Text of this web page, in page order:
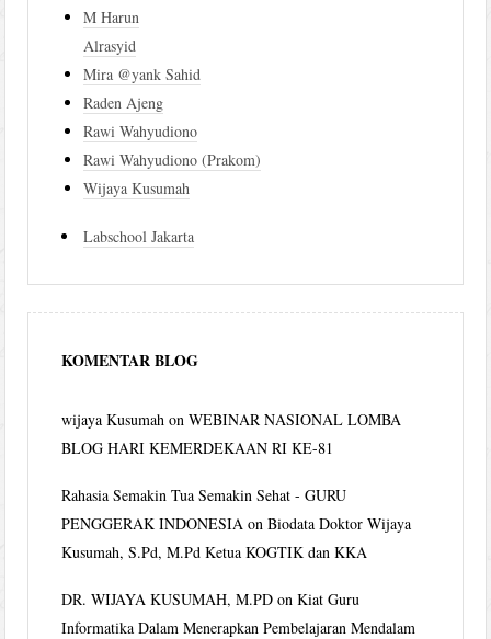
M Harun
Alrasyid
Mira @yank Sahid
Raden Ajeng
Rawi Wahyudiono
Rawi Wahyudiono (Prakom)
Wijaya Kusumah
Labschool Jakarta
KOMENTAR BLOG
wijaya Kusumah onWEBINAR NASIONAL LOMBA
BLOG HARI KEMERDEKAAN RI KE-81
Rahasia Semakin Tua Semakin Sehat - GURU
PENGGERAK INDONESIA onBiodata Doktor Wijaya
Kusumah, S.Pd, M.Pd Ketua KOGTIK dan KKA
DR. WIJAYA KUSUMAH, M.PD onKiat Guru
Informatika Dalam Menerapkan Pembelajaran Mendalam